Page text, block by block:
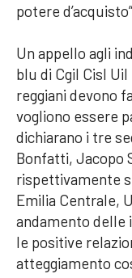
potere
Un appello agli
blu di Cgil Cisl
reggiani devono
vogliono essere
dichiarano i tre
Bonfatti, Jacopo
rispettivamente
Emilia Centrale,
andamento delle
le positive
atteggiamento